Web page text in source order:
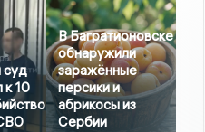
суд
к 10
В Багратионовске
обнаружили
заражённые
персики и
абрикосы из
Сербии